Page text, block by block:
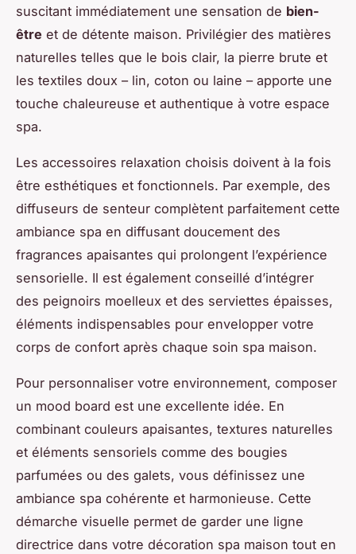
suscitant immédiatement une sensation de bien-
être et de détente maison. Privilégier des matières
naturelles telles que le bois clair, la pierre brute et
les textiles doux – lin, coton ou laine – apporte une
touche chaleureuse et authentique à votre espace
spa.
Les accessoires relaxation choisis doivent à la fois
être esthétiques et fonctionnels. Par exemple, des
diffuseurs de senteur complètent parfaitement cette
ambiance spa en diffusant doucement des
fragrances apaisantes qui prolongent l’expérience
sensorielle. Il est également conseillé d’intégrer
des peignoirs moelleux et des serviettes épaisses,
éléments indispensables pour envelopper votre
corps de confort après chaque soin spa maison.
Pour personnaliser votre environnement, composer
un mood board est une excellente idée. En
combinant couleurs apaisantes, textures naturelles
et éléments sensoriels comme des bougies
parfumées ou des galets, vous définissez une
ambiance spa cohérente et harmonieuse. Cette
démarche visuelle permet de garder une ligne
directrice dans votre décoration spa maison tout en